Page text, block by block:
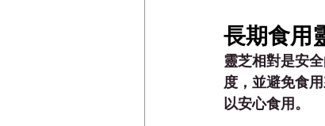
長期食用
靈芝相對是安
度，並避免食
以安心食用。